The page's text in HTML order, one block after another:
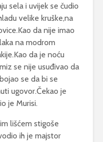
sela i uvijek se čudio
velike kruške,na
da nije imao
na modrom
da je noću
se nije usuđivao da
se da bi se
ugovor.Čekao je
je Murisi.
stigoše
ih je majstor